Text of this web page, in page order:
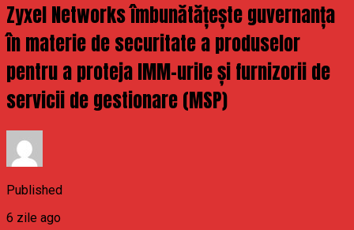
Zyxel Networks îmbunătățește guvernanța
în materie de securitate a produselor
pentru a proteja IMM-urile și furnizorii de
servicii de gestionare (MSP)
Published
6 zile ago